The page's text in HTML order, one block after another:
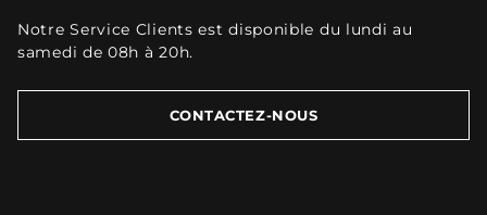
Notre Service Clients est disponible du lundi au
samedi de 08h à 20h.
CONTACTEZ-NOUS